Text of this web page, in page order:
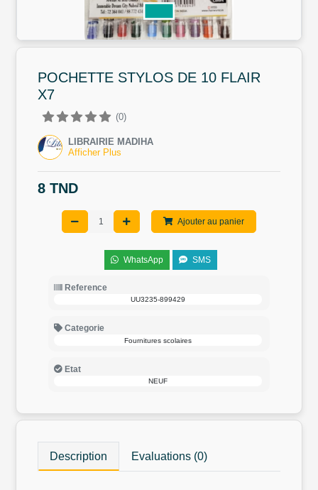
POCHETTE STYLOS DE 10 FLAIR
X7
(0)
LIBRAIRIE MADIHA
Afficher Plus
8 TND
Ajouter au panier
WhatsApp SMS
Reference
UU3235-899429
Categorie
Fournitures scolaires
Etat
NEUF
Description Evaluations (0)